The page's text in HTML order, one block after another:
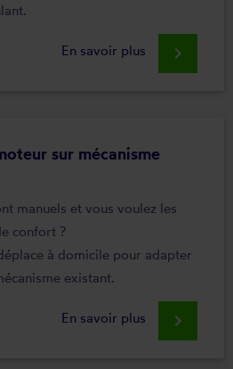
En savoir plus keyboard_arrow_right
sur mécanisme
manuels et vous voulez les
confort ?
à domicile pour adapter
existant.
En savoir plus keyboard_arrow_right